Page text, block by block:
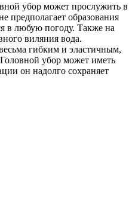
убор может прослужить в
предполагает образования
в любую погоду. Также на
виляния вода.
гибким и эластичным,
убор может иметь
он надолго сохраняет